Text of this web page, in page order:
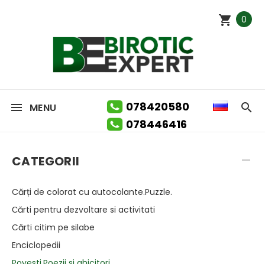
0
MENU
078420580
078446416
CATEGORII
Cărți de colorat cu autocolante.Puzzle.
Сărti pentru dezvoltare si activitati
Cărti citim pe silabe
Enciclopedii